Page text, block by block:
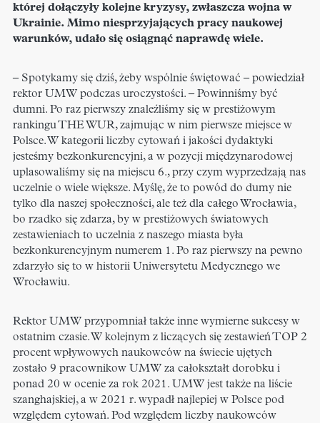
której dołączyły kolejne kryzysy, zwłaszcza wojna w
Ukrainie. Mimo niesprzyjających pracy naukowej
warunków, udało się osiągnąć naprawdę wiele.
– Spotykamy się dziś, żeby wspólnie świętować – powiedział
rektor UMW podczas uroczystości. – Powinniśmy być
dumni. Po raz pierwszy znaleźliśmy się w prestiżowym
rankingu THE WUR, zajmując w nim pierwsze miejsce w
Polsce. W kategorii liczby cytowań i jakości dydaktyki
jesteśmy bezkonkurencyjni, a w pozycji międzynarodowej
uplasowaliśmy się na miejscu 6., przy czym wyprzedzają nas
uczelnie o wiele większe. Myślę, że to powód do dumy nie
tylko dla naszej społeczności, ale też dla całego Wrocławia,
bo rzadko się zdarza, by w prestiżowych światowych
zestawieniach to uczelnia z naszego miasta była
bezkonkurencyjnym numerem 1. Po raz pierwszy na pewno
zdarzyło się to w historii Uniwersytetu Medycznego we
Wrocławiu.
Rektor UMW przypomniał także inne wymierne sukcesy w
ostatnim czasie. W kolejnym z liczących się zestawień TOP 2
procent wpływowych naukowców na świecie ujętych
zostało 9 pracownikow UMW za całokształt dorobku i
ponad 20 w ocenie za rok 2021. UMW jest także na liście
szanghajskiej, a w 2021 r. wypadł najlepiej w Polsce pod
względem cytowań. Pod względem liczby naukowców